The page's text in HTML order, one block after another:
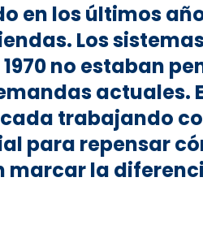
en los últimos
Los
no estaban
actuales.
trabajando
para repensar
marcar la